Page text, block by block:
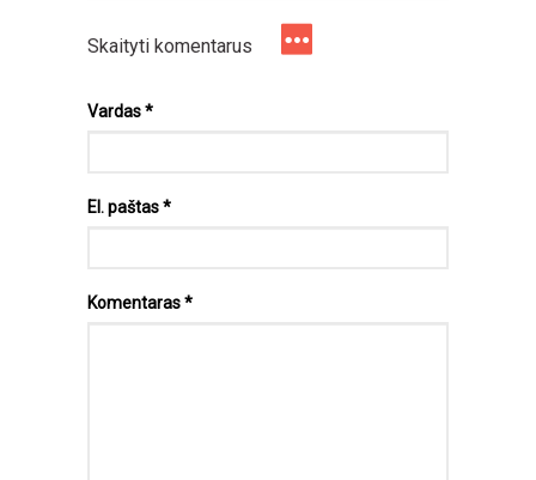
Skaityti komentarus
Vardas*
El. paštas*
Komentaras*